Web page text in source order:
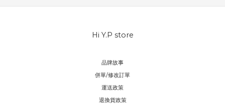
Hi Y.P store
品牌故事
併單/修改訂單
運送政策
退換貨政策